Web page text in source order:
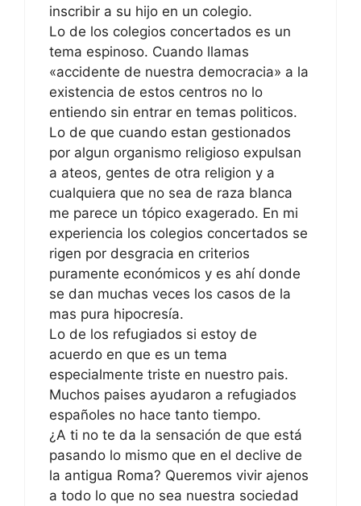
inscribir a su hijo en un colegio.
Lo de los colegios concertados es un
tema espinoso. Cuando llamas
«accidente de nuestra democracia» a la
existencia de estos centros no lo
entiendo sin entrar en temas politicos.
Lo de que cuando estan gestionados
por algun organismo religioso expulsan
a ateos, gentes de otra religion y a
cualquiera que no sea de raza blanca
me parece un tópico exagerado. En mi
experiencia los colegios concertados se
rigen por desgracia en criterios
puramente económicos y es ahí donde
se dan muchas veces los casos de la
mas pura hipocresía.
Lo de los refugiados si estoy de
acuerdo en que es un tema
especialmente triste en nuestro pais.
Muchos paises ayudaron a refugiados
españoles no hace tanto tiempo.
¿A ti no te da la sensación de que está
pasando lo mismo que en el declive de
la antigua Roma? Queremos vivir ajenos
a todo lo que no sea nuestra sociedad